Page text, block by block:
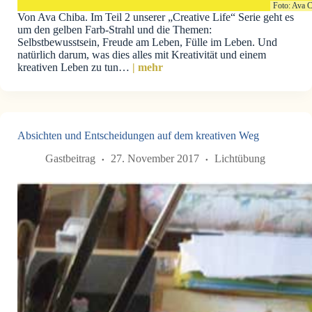
Foto: Ava
Von Ava Chiba. Im Teil 2 unserer „Creative Life“ Serie geht es
um den gelben Farb-Strahl und die Themen:
Selbstbewusstsein, Freude am Leben, Fülle im Leben. Und
natürlich darum, was dies alles mit Kreativität und einem
kreativen Leben zu tun…
| mehr
Absichten und Entscheidungen auf dem kreativen Weg
Gastbeitrag
27. November 2017 Lichtübung